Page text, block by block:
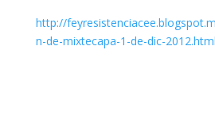
http://
n-de-mixtecapa-1-de-dic-2012.html